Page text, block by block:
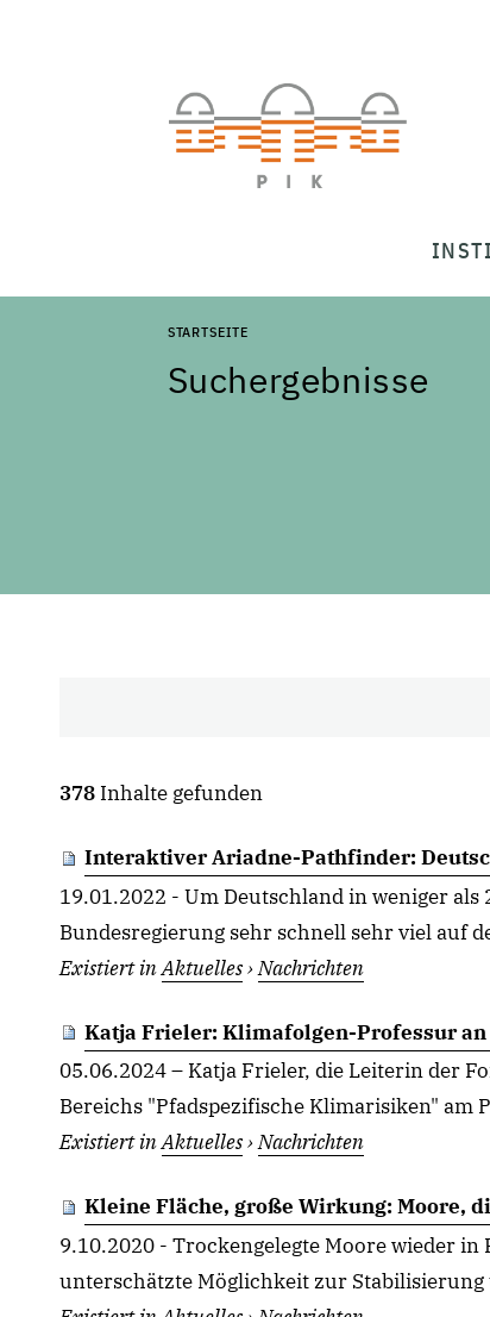
STARTSEITE
Suchergebnisse
378 Inhalte gefunden
Interaktiver Ariadne-Pathfinder:
19.01.2022 - Um Deutschland in weniger
Bundesregierung sehr schnell sehr viel auf
Existiert inAktuelles›Nachrichten
Katja Frieler: Klimafolgen-Professur
05.06.2024 – Katja Frieler, die Leiterin der
Bereichs "Pfadspezifische Klimarisiken" am
Existiert inAktuelles›Nachrichten
Kleine Fläche, große Wirkung: Moore,
9.10.2020 - Trockengelegte Moore wieder
unterschätzte Möglichkeit zur Stabilisierung